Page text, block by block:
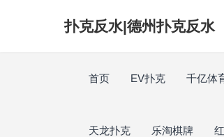
扑克反水|德州扑克反水
首页 EV扑克 千亿体
天龙扑克 乐淘棋牌